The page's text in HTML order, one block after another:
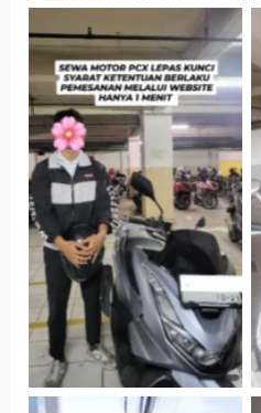
Hotel Kartika
Chandra, Jakarta
Selatan